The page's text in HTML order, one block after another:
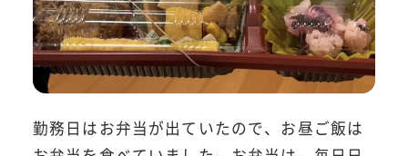
勤務日はお弁当が出ていたので、お昼ご飯は